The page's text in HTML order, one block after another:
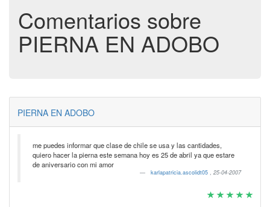
Comentarios sobre
PIERNA EN ADOBO
PIERNA EN ADOBO
me puedes informar que clase de chile se usa y las cantidades,
quiero hacer la pierna este semana hoy es 25 de abril ya que estare
de aniversario con mi amor
karlapatricia.ascolidt05 , 25-04-2007